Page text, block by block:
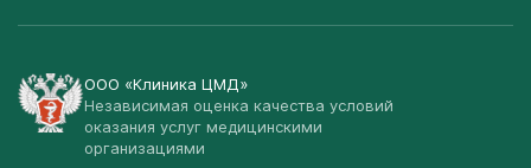
ООО «Клиника ЦМД»
Независимая оценка качества условий
оказания услуг медицинскими
организациями